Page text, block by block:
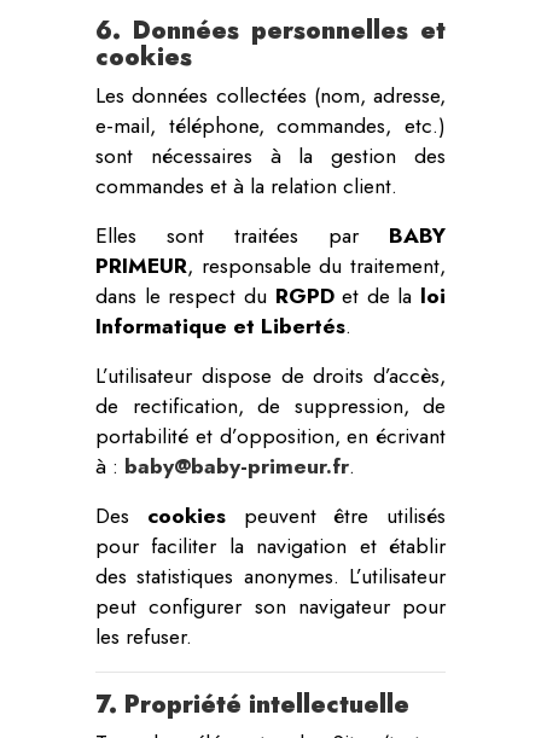
6. Données personnelles et
cookies
Les données collectées (nom, adresse,
e-mail, téléphone, commandes, etc.)
sont nécessaires à la gestion des
commandes et à la relation client.
Elles sont traitées par BABY
PRIMEUR, responsable du traitement,
dans le respect du RGPDet de la loi
Informatique et Libertés.
L’utilisateur dispose de droits d’accès,
de rectification, de suppression, de
portabilité et d’opposition, en écrivant
à : baby@baby-primeur.fr.
Des cookiespeuvent être utilisés
pour faciliter la navigation et établir
des statistiques anonymes. L’utilisateur
peut configurer son navigateur pour
les refuser.
7. Propriété intellectuelle